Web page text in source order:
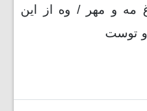
مه و مهر / وه از این
توست